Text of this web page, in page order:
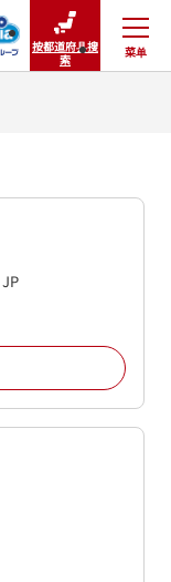
按都道府县搜
索
菜单
关闭
JP